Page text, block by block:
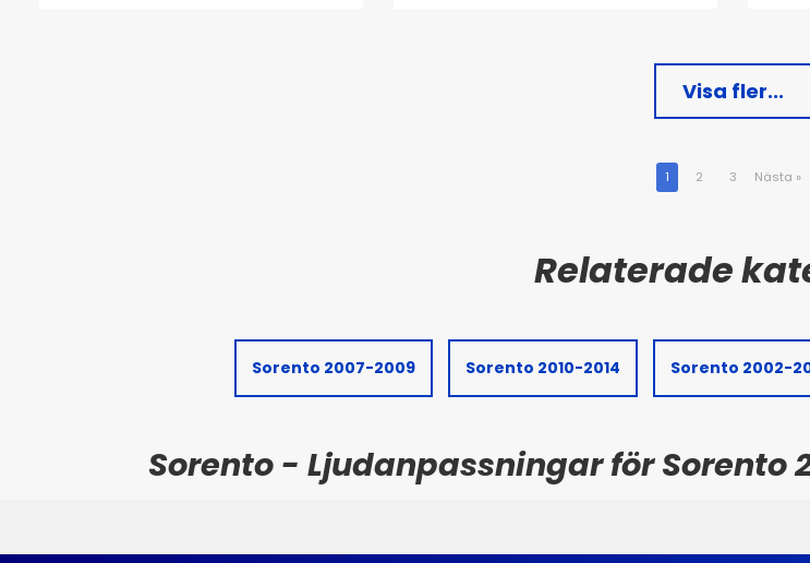
Visa fler...
1 2 3 Nästa »
Sorento 2007-2009 Sorento 2010-2014 Sorento 2002-
Sorento - Ljudanpassningar för Sorento